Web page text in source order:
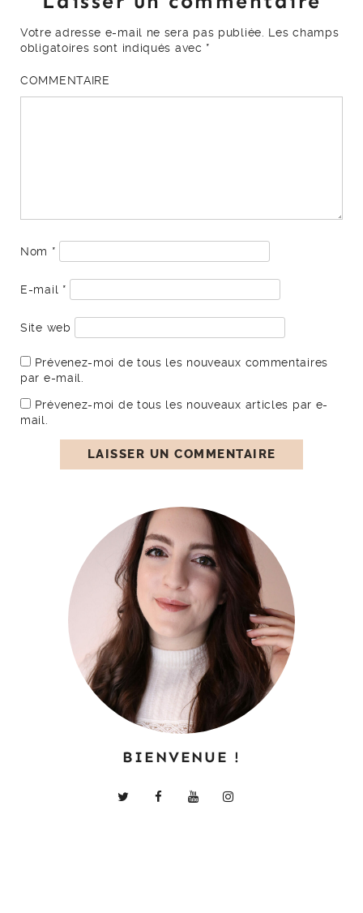
Votre adresse e-mail ne sera pas publiée. Les champs
obligatoires sont indiqués avec *
COMMENTAIRE
Nom *
E-mail *
Site web
Prévenez-moi de tous les nouveaux commentaires
par e-mail.
Prévenez-moi de tous les nouveaux articles par e-
mail.
BIENVENUE !